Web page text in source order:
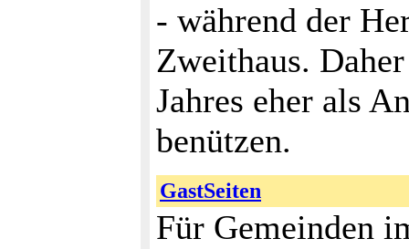
- während der
Zweithaus.
Jahres eher als
benützen.
GastSeiten
Für Gemeinden